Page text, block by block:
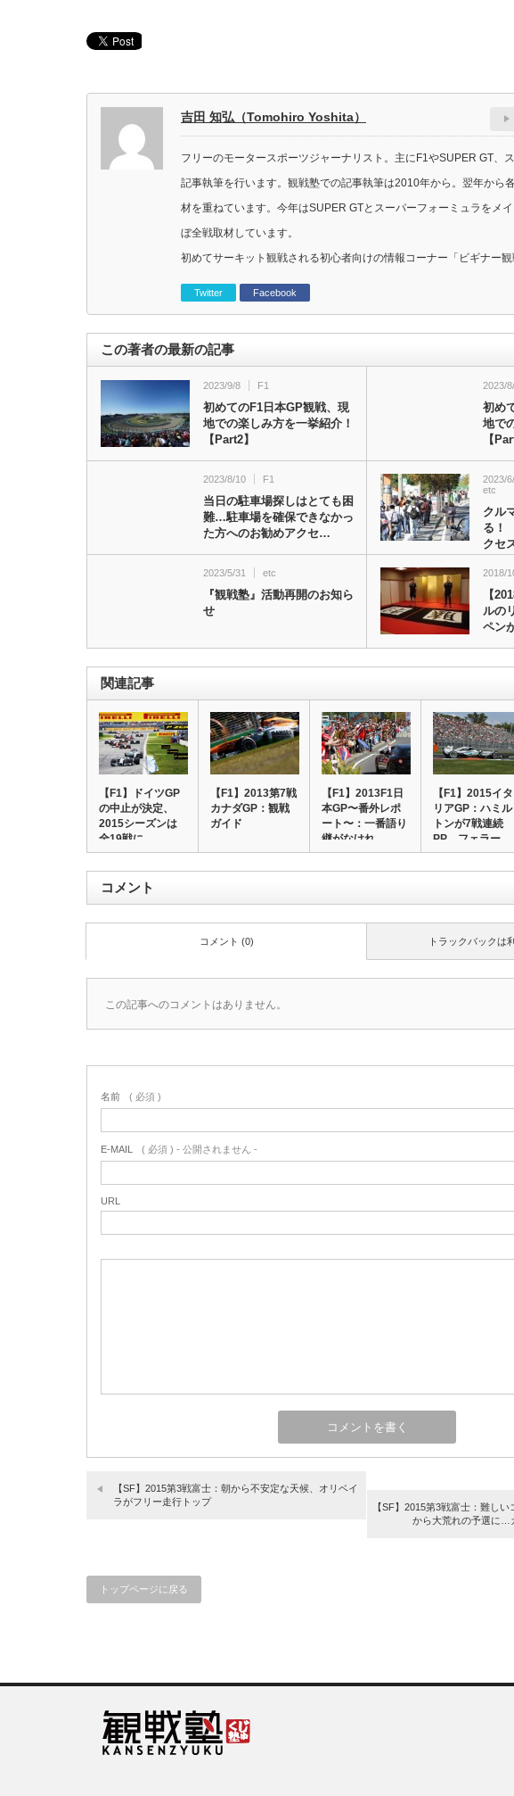
吉田 知弘（Tomohiro Yoshita）
フリーのモータースポーツジャーナリスト。主にF1やSUPER GT、
記事執筆を行います。観戦塾での記事執筆は2010年から。翌年から
材を重ねています。今年はSUPER GTとスーパーフォーミュラをメ
ぼ全戦取材しています。
初めてサーキット観戦される初心者向けの情報コーナー「ビギナー観
Twitter Facebook
この著者の最新の記事
2023/9/8 F1
初めてのF1日本GP観戦、現
地での楽しみ方を一挙紹介！
【Part2】
2023/
初め
地で
【
2023/8/10 F1
当日の駐車場探しはとても困
難…駐車場を確保できなかっ
た方へのお勧めアクセ…
2023/
etc
クル
る！
クセ
2023/5/31 etc
『観戦塾』活動再開のお知ら
せ
2018/
【
ルの
ペン
関連記事
【F1】ドイツGP
の中止が決定、
2015シーズンは
全19戦に
【F1】2013第7戦
カナダGP：観戦
ガイド
【F1】2013F1日
本GP〜番外レポ
ート〜：一番語り
継がなけれ…
【F1】2015イタ
リアGP：ハミル
トンが7戦連続
PP、フェラー…
コメント
トラックバックは
コメント (0)
この記事へのコメントはありません。
名前 ( 必須 )
E-MAIL ( 必須 ) - 公開されません -
URL
【SF】2015第3戦富士：朝から不安定な天候、オリベイ
ラがフリー走行トップ
【SF】2015第3戦富士：難し
から大荒れの予選に…
トップページに戻る